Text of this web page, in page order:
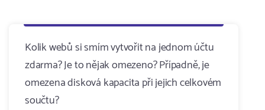
Kolik webů si smím vytvořit na jednom účtu
zdarma? Je to nějak omezeno? Případně, je
omezena disková kapacita při jejich celkovém
součtu?